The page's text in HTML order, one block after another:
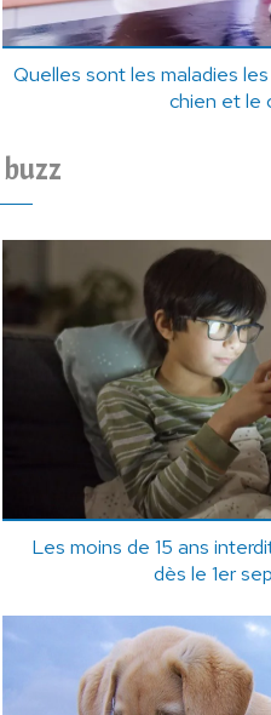
Quelles sont les maladies
chien et le
Les moins de 15 ans
dès le 1er